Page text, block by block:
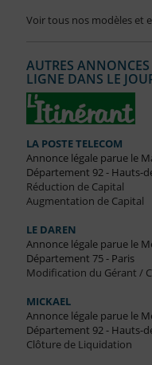
Voir tous nos modèles et
AUTRES
LIGNE DANS LE
LA POSTE TELECOM
Annonce légale parue le
Département 92 - Hauts-
Réduction de Capital
Augmentation de Capital
LE DAREN
Annonce légale parue le
Département 75 - Paris
Modification du Gérant /
MICKAEL
Annonce légale parue le
Département 92 - Hauts-
Clôture de Liquidation